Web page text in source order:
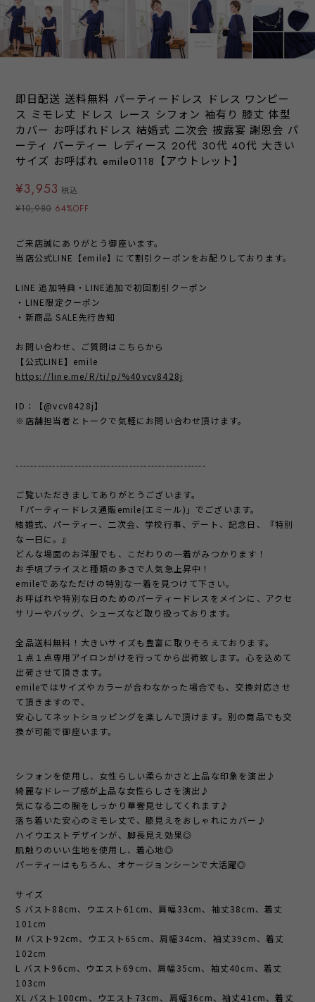
即日配送 送料無料 パーティードレス ドレス ワンピー
ス ミモレ丈 ドレス レース シフォン 袖有り 膝丈 体型
カバー お呼ばれドレス 結婚式 二次会 披露宴 謝恩会 パ
ーティ パーティー レディース 20代 30代 40代 大きい
サイズ お呼ばれ emile0118【アウトレット】
¥3,953 税込
¥10,980 64%OFF
ご来店誠にありがとう御座います。
当店公式LINE【emile】にて割引クーポンをお配りしております。
LINE 追加特典・LINE追加で初回割引クーポン
・LINE限定クーポン
・新商品 SALE先行告知
お問い合わせ、ご質問はこちらから
【公式LINE】emile
https://line.me/R/ti/p/%40vcv8428j
ID：【@vcv8428j】
※店舗担当者とトークで気軽にお問い合わせ頂けます。
----------------------------------------------------
ご覧いただきましてありがとうございます。
「パーティードレス通販emile(エミール)」でございます。
結婚式、パーティー、二次会、学校行事、デート、記念日、『特別
な一日に。』
どんな場面のお洋服でも、こだわりの一着がみつかります！
お手頃プライスと種類の多さで人気急上昇中！
emileであなただけの特別な一着を見つけて下さい。
お呼ばれや特別な日のためのパーティードレスをメインに、アクセ
サリーやバッグ、シューズなど取り扱っております。
全品送料無料！大きいサイズも豊富に取りそろえております。
１点１点専用アイロンがけを行ってから出荷致します。心を込めて
出荷させて頂きます。
emileではサイズやカラーが合わなかった場合でも、交換対応させ
て頂きますので、
安心してネットショッピングを楽しんで頂けます。別の商品でも交
換が可能で御座います。
シフォンを使用し、女性らしい柔らかさと上品な印象を演出♪
綺麗なドレープ感が上品な女性らしさを演出♪
気になる二の腕をしっかり華奢見せしてくれます♪
落ち着いた安心のミモレ丈で、膝見えをおしゃれにカバー♪
ハイウエストデザインが、脚長見え効果◎
肌触りのいい生地を使用し、着心地◎
パーティーはもちろん、オケージョンシーンで大活躍◎
サイズ
S バスト88cm、ウエスト61cm、肩幅33cm、袖丈38cm、着丈
101cm
M バスト92cm、ウエスト65cm、肩幅34cm、袖丈39cm、着丈
102cm
L バスト96cm、ウエスト69cm、肩幅35cm、袖丈40cm、着丈
103cm
XL バスト100cm、ウエスト73cm、肩幅36cm、袖丈41cm、着丈